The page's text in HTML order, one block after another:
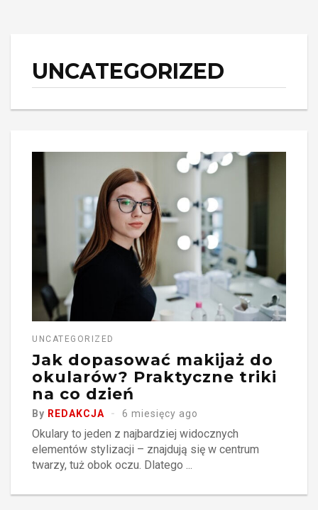
UNCATEGORIZED
UNCATEGORIZED
Jak dopasować makijaż do
okularów? Praktyczne triki
na co dzień
By REDAKCJA 6 miesięcy ago
Okulary to jeden z najbardziej widocznych
elementów stylizacji – znajdują się w centrum
twarzy, tuż obok oczu. Dlatego ...